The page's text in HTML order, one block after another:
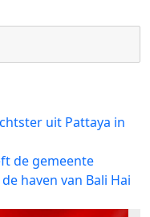
uit Pattaya in
de gemeente
haven van Bali Hai